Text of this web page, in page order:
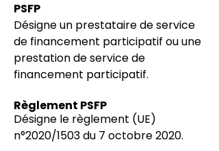
PSFP
Désigne un prestataire de service
de financement participatif ou une
prestation de service de
financement participatif.
Règlement PSFP
Désigne le règlement (UE)
n°2020/1503 du 7 octobre 2020.